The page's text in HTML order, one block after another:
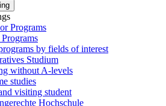
Programs
by fields of interest
Studium
without A-levels
studies
visiting student
Hochschule